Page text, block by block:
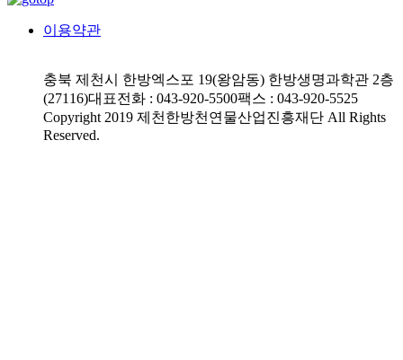
이용약관
충북 제천시 한방엑스포 19(왕암동) 한방생명과학관 2층
(27116)대표전화 : 043-920-5500팩스 : 043-920-5525
Copyright 2019 제천한방천연물산업진흥재단 All Rights
Reserved.